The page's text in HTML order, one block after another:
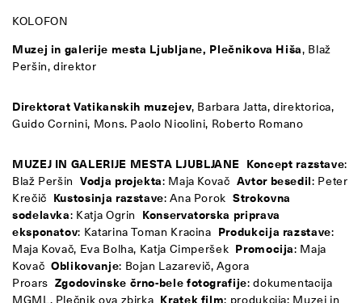
KOLOFON
Muzej in galerije mesta Ljubljane, Plečnikova Hiša, Blaž
Peršin, direktor
Direktorat Vatikanskih muzejev, Barbara Jatta, direktorica,
Guido Cornini, Mons. Paolo Nicolini, Roberto Romano
MUZEJ IN GALERIJE MESTA LJUBLJANE Koncept razstave:
Blaž Peršin Vodja projekta: Maja Kovač Avtor besedil: Peter
Krečič Kustosinja razstave: Ana Porok Strokovna
sodelavka: Katja Ogrin
Konservatorska priprava
eksponatov: Katarina Toman Kracina Produkcija razstave:
Maja Kovač, Eva Bolha, Katja Cimperšek Promocija: Maja
Kovač Oblikovanje: Bojan Lazarevič, Agora
Proars Zgodovinske črno-bele fotografije: dokumentacija